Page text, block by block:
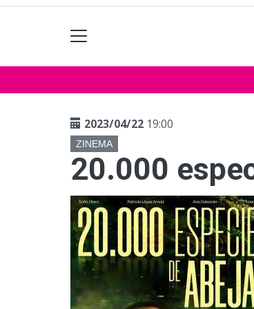
2023/04/22 19:00
ZINEMA
20.000